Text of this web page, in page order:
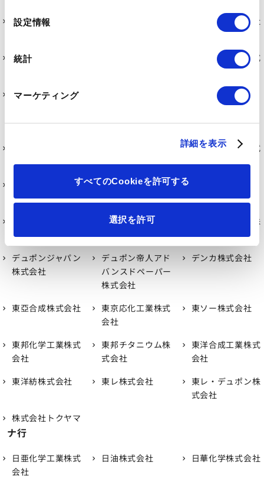
設定情報
統計
マーケティング
詳細を表示
すべてのCookieを許可する
選択を許可
住友化学株式会社
住友精化株式会社
住友電気工業株式
積水化学工業株式
積水化成品工業株
タ行
業株式会社
会社
ダイキン工業株式
会社
株式会社ダイセル
大陽日酸株式会社
グス株式会社
帝人株式会社
デクセリアルズ株
式会社
デュポンジャパン
株式会社
デュポン帝人アド
バンスドペーパー
株式会社
デンカ株式会社
東亞合成株式会社
東京応化工業株式
会社
東ソー株式会社
東邦化学工業株式
会社
東邦チタニウム株
式会社
東洋合成工業株式
会社
東洋紡株式会社
東レ株式会社
東レ・デュポン株
式会社
株式会社トクヤマ
ナ行
日亜化学工業株式
会社
日油株式会社 日華化学株式会社